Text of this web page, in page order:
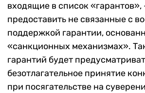
входящие в список «гарантов»,
предоставить не связанные с
поддержкой гарантии,
«санкционных механизмах».
гарантий будет
безотлагательное принятие
при посягательстве на